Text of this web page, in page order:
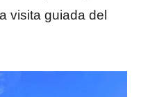
visita guiada del